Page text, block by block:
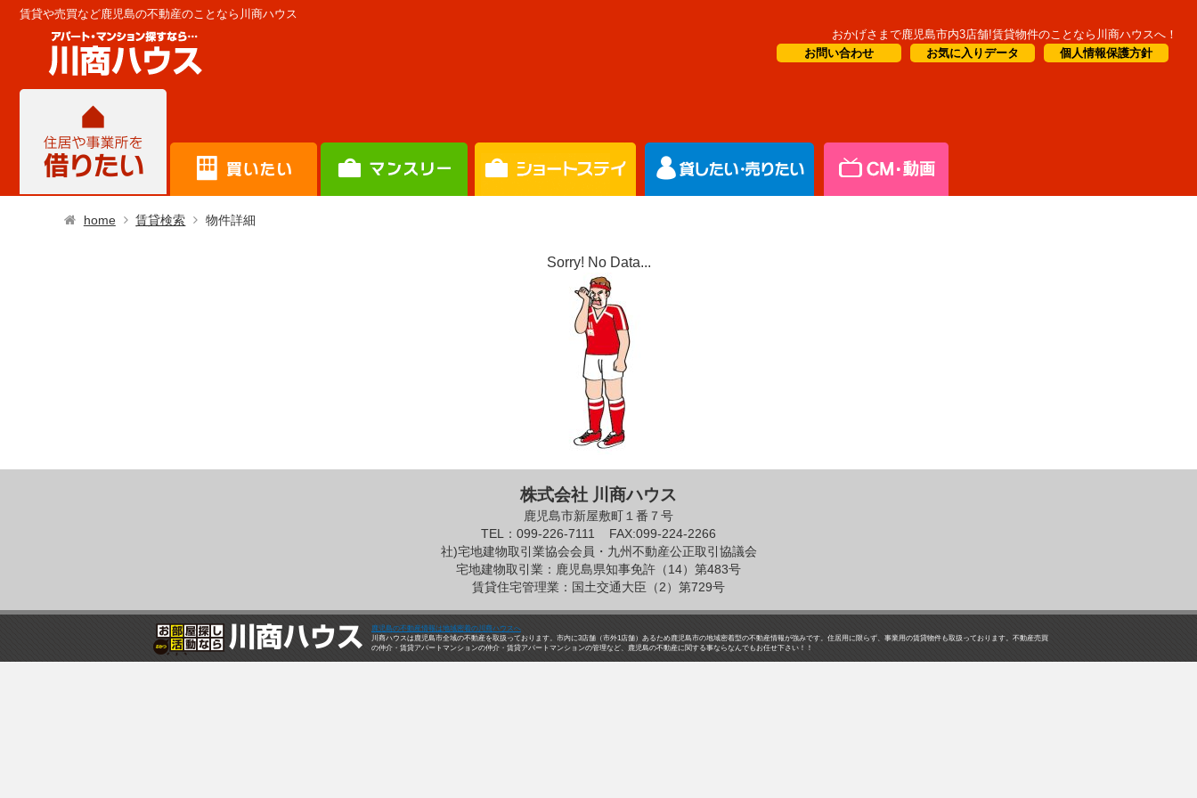
賃貸や売買など鹿児島の不動産のことなら川商ハウス
おかげさまで鹿児島市内3店舗!賃貸物件のことなら川商ハウスへ！
個人情報保護方針
お気に入りデータ
お問い合わせ
home 賃貸検索 物件詳細
Sorry! No Data...
株式会社 川商ハウス
鹿児島市新屋敷町１番７号
TEL：099-226-7111
FAX:099-224-2266
社)宅地建物取引業協会会員・九州不動産公正取引協議会
宅地建物取引業：鹿児島県知事免許（14）第483号
賃貸住宅管理業：国土交通大臣（2）第729号
鹿児島の不動産情報は地域密着の川商ハウスへ
川商ハウスは鹿児島市全域の不動産を取扱っております。市内に3店舗（市外1店舗）あるため鹿児島市の地域密着型の不動産情報が強みです。住居用に限らず、事業用の賃貸物件も取扱っております。不動産売買
の仲介・賃貸アパートマンションの仲介・賃貸アパートマンションの管理など、鹿児島の不動産に関する事ならなんでもお任せ下さい！！